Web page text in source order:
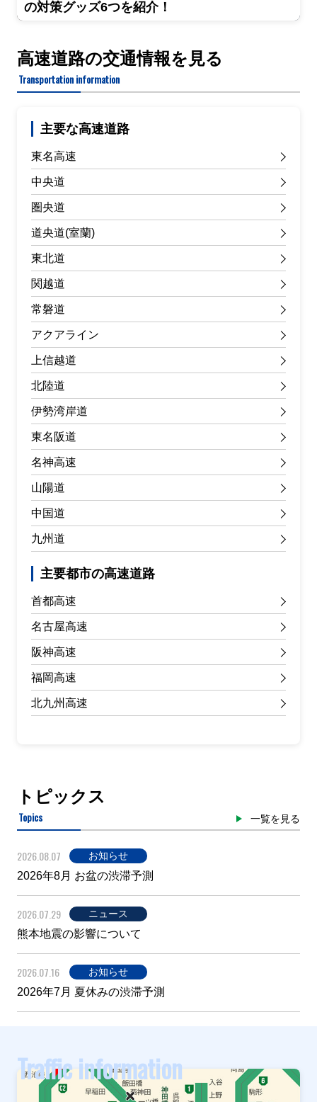
の対策グッズ6つを紹介！
高速道路の交通情報を見る
Transportation information
主要な高速道路
東名高速
中央道
圏央道
道央道(室蘭)
東北道
関越道
常磐道
アクアライン
上信越道
北陸道
伊勢湾岸道
東名阪道
名神高速
山陽道
中国道
九州道
主要都市の高速道路
首都高速
名古屋高速
阪神高速
福岡高速
北九州高速
トピックス
Topics 一覧を見る
2026.08.07 お知らせ
2026年8月 お盆の渋滞予測
2026.07.29 ニュース
熊本地震の影響について
2026.07.16 お知らせ
2026年7月 夏休みの渋滞予測
Traffic information